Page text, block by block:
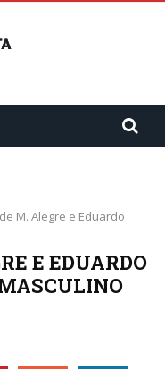
M. Alegre e Eduardo
E EDUARDO